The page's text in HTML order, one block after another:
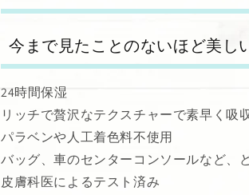
今まで見たことのないほど美し
24時間保湿
リッチで贅沢なテクスチャーで素早く吸
パラベンや人工着色料不使用
バッグ、車のセンターコンソールなど、
皮膚科医によるテスト済み